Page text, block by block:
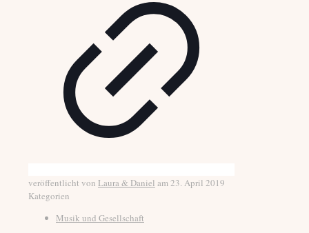
veröffentlicht von Laura & Daniel am23. April 2019
Kategorien
Musik und Gesellschaft